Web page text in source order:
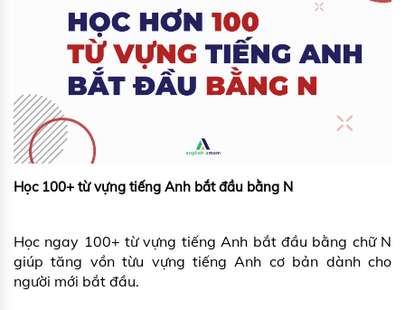
Học 100+ từ vựng tiếng Anh bắt đầu bằng N
Học ngay 100+ từ vựng tiếng Anh bắt đầu bằng chữ N
giúp tăng vồn từu vựng tiếng Anh cơ bản dành cho
người mới bắt đầu.